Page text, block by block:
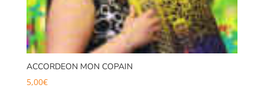
ACCORDEON MON COPAIN
5,00€